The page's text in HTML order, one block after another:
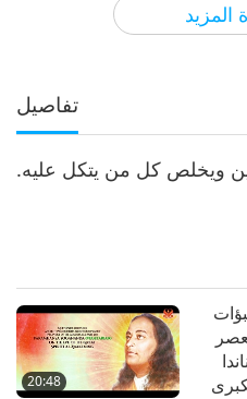
المزيد
سلسلة متعددة الأجزاء حول لتنبؤات القديمة الخاصة
4
24:20
سلسلة متعددة الأجزاء حول لتنبؤات القديمة الخاصة
22:37
سلسلة متعددة الأجزاء حول لتنبؤات القديمة الخاصة
تفاصيل
ويخلص كل من يتكل عليه.
20:48